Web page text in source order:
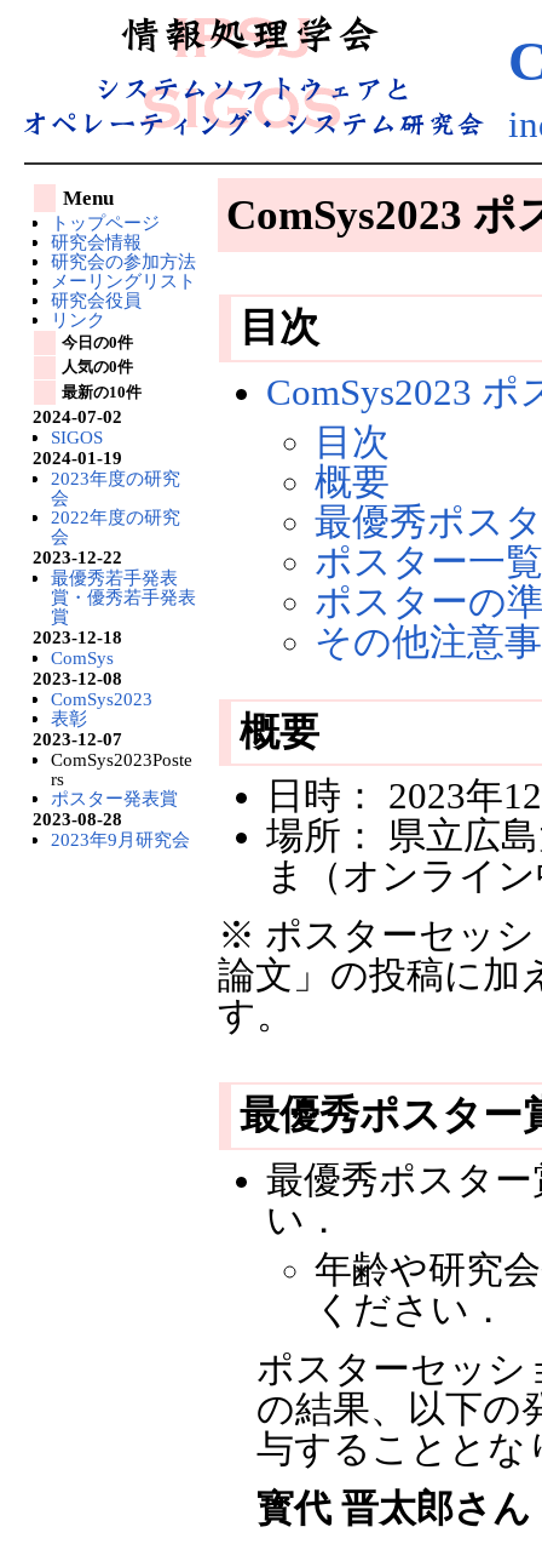
Menu
トップページ
研究会情報
研究会の参加方法
メーリングリスト
研究会役員
リンク
今日の0件
人気の0件
最新の10件
2024-07-02
SIGOS
2024-01-19
2023年度の研究
会
2022年度の研究
会
2023-12-22
最優秀若手発表
賞・優秀若手発表
賞
2023-12-18
ComSys
2023-12-08
ComSys2023
表彰
2023-12-07
ComSys2023Poste
rs
ポスター発表賞
2023-08-28
2023年9月研究会
ComSys2023
目次
ComSys2023
目次
概要
最優秀ポス
ポスター一覧
ポスターの
その他注意
概要
日時： 2023年
場所： 県立広
ま（オンライ
※ ポスターセッシ
論文」の投稿に加
す。
最優秀ポスター
最優秀ポスタ
い．
年齢や研究
ください．
ポスターセッシ
の結果、以下の
与することとな
寳代 晋太郎さ